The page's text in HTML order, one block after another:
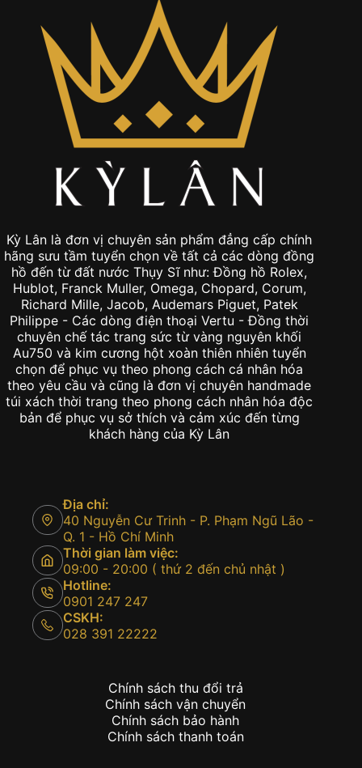
Kỳ Lân là đơn vị chuyên sản phẩm đẳng cấp chính
hãng sưu tầm tuyển chọn về tất cả các dòng đồng
hồ đến từ đất nước Thụy Sĩ như: Đồng hồ Rolex,
Hublot, Franck Muller, Omega, Chopard, Corum,
Richard Mille, Jacob, Audemars Piguet, Patek
Philippe - Các dòng điện thoại Vertu - Đồng thời
chuyên chế tác trang sức từ vàng nguyên khối
Au750 và kim cương hột xoàn thiên nhiên tuyển
chọn để phục vụ theo phong cách cá nhân hóa
theo yêu cầu và cũng là đơn vị chuyên handmade
túi xách thời trang theo phong cách nhân hóa độc
bản để phục vụ sở thích và cảm xúc đến từng
khách hàng của Kỳ Lân
Địa chỉ:
40 Nguyễn Cư Trinh - P. Phạm Ngũ Lão -
Q. 1 - Hồ Chí Minh
Thời gian làm việc:
09:00 - 20:00 ( thứ 2 đến chủ nhật )
Hotline:
0901 247 247
CSKH:
028 391 22222
Chính sách thu đổi trả
Chính sách vận chuyển
Chính sách bảo hành
Chính sách thanh toán